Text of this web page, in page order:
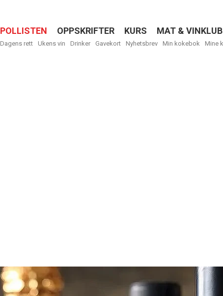
Menu
POLLISTEN OPPSKRIFTER KURS MAT &
Dagens rett Ukens vin Drinker Gavekort Nyhetsbrev Min kokebok Mine